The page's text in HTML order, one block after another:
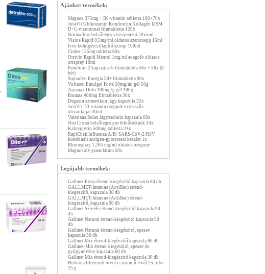
Ajánlott termékek:
Magnex 375mg + B6-vitamin tabletta 180+70x
JutaVit Glükozamin Kondroitin Kollagén MSM
D+C-vitaminnal filmtabletta 120x
Normaflore belsőleges szuszpenzió 20x5ml
Visine Rapid 0,5mg/ml oldatos szemcsepp 15ml
Ivex köhögéscsillapító szirup 100ml
Cralex 125mg tabletta 60x
Otrivin Rapid Mentol 1mg/ml adagoló oldatos
orrspray 10ml
Femibion 2 kapszula és filmtabletta 56x + 56x (8
hét)
Supradyn Energia 50+ filmtabletta 90x
Voltaren Emulgel Forte 20mg/ml gél 50g
Apranax Dolo 100mg/g gél 100g
Ibumax 400mg filmtabletta 30x
Degasin szimetikon lágy kapszula 32x
JutaVit D3-vitamin cseppek extra szűz
olivaolajjal 30ml
Valeriana Relax lágyzselatin kapszula 60x
Neo Citran belsőleges por felnőtteknek 14x
Kalmopyrin 500mg tabletta 24x
RapiChek Influenza A/B/ SARS-CoV-2/RSV
kombinált antigén-gyorsteszt készlet 1x
Rhinospray 1,265 mg/ml oldatos orrspray
Magnosolv granulátum 50x
Legújabb termékek:
Gallmet Extra étrend-kiegészítő kapszula 60 db
GALLMET-Immune (AntiBac) étrend-
kiegészítő, kapszula 30 db
GALLMET-Immune (AntiBac) étrend-
kiegészítő, kapszula 60 db
Gallmet Szív+Ér étrend-kiegészítő kapszula 90
db
Gallmet Natural étrend-kiegészítő kapszula 90
db
Gallmet Natural étrend-kiegészítő, epesav
kapszula 30 db
Gallmet Mix étrend-kiegészítő kapszula 90 db
Gallmet-Mix étrend-kiegészítő, epesav és
gyógynövény kapszula 60 db
Gallmet Mix étrend-kiegészítő kapszula 30 db
Herbária filterezett orvosi citromfű levél 25 filter
25 g